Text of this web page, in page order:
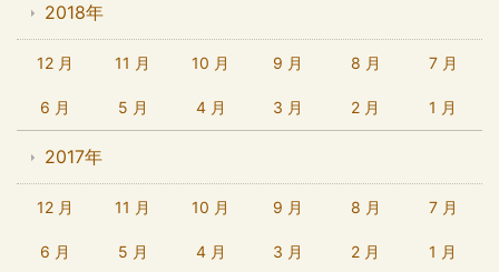
2018年
12 月 11 月 10 月 9 月 8 月 7 月
6 月 5 月 4 月 3 月 2 月 1 月
2017年
12 月 11 月 10 月 9 月 8 月 7 月
6 月 5 月 4 月 3 月 2 月 1 月